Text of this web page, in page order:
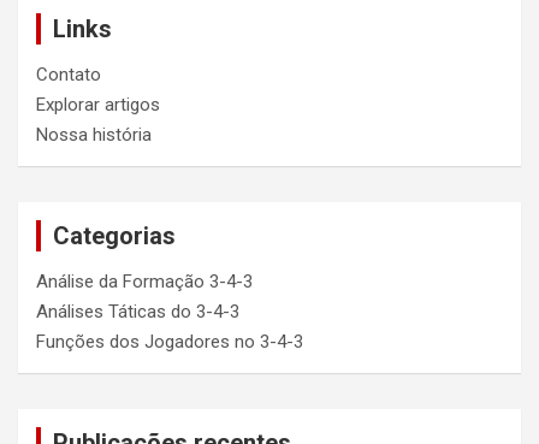
Links
Contato
Explorar artigos
Nossa história
Categorias
Análise da Formação 3-4-3
Análises Táticas do 3-4-3
Funções dos Jogadores no 3-4-3